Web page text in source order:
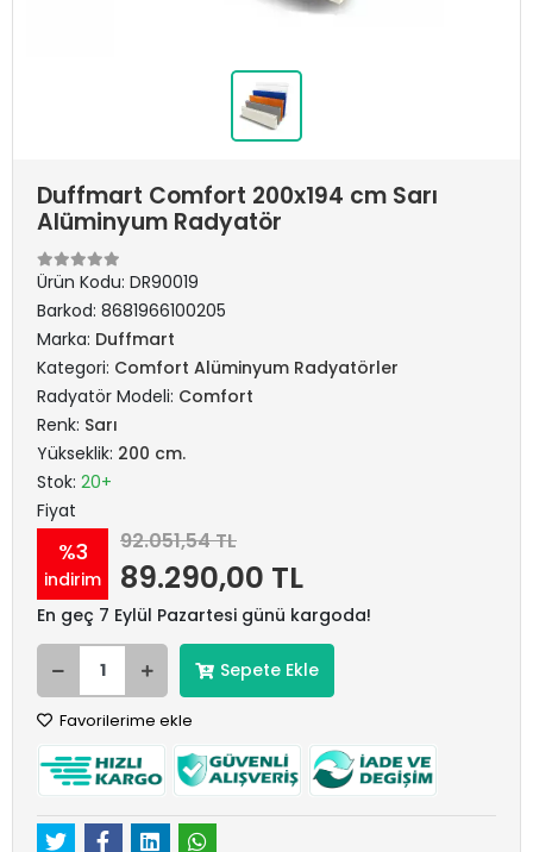
Duffmart Comfort 200x194 cm Sarı
Alüminyum Radyatör
Ürün Kodu: DR90019
Barkod: 8681966100205
Marka: Duffmart
Kategori: Comfort Alüminyum Radyatörler
Radyatör Modeli: Comfort
Renk: Sarı
Yükseklik: 200 cm.
Stok: 20+
Fiyat
%3
indirim
92.051,54 TL
89.290,00 TL
En geç 7 Eylül Pazartesi günü kargoda!
Sepete Ekle
Favorilerime ekle